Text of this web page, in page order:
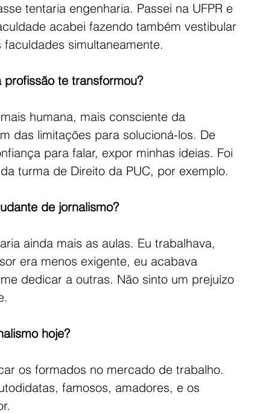
tentaria engenharia. Passei na UFPR e
acabei fazendo também vestibular
simultaneamente.
te transformou?
humana, mais consciente da
das limitações para solucioná-los. De
para falar, expor minhas ideias. Foi
turma de Direito da PUC, por exemplo.
de jornalismo?
ainda mais as aulas. Eu trabalhava,
era menos exigente, eu acabava
dedicar a outras. Não sinto um prejuízo
hoje?
os formados no mercado de trabalho.
famosos, amadores, e os